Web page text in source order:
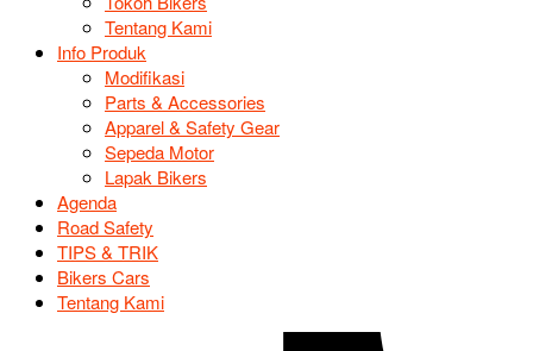
Tentang Kami
Info Produk
Modifikasi
Parts & Accessories
Apparel & Safety Gear
Sepeda Motor
Lapak Bikers
Agenda
Road Safety
TIPS & TRIK
Bikers Cars
Tentang Kami